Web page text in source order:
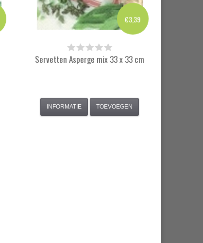
€3,39
Servetten Asperge mix 33 x 33 cm
INFORMATIE TOEVOEGEN